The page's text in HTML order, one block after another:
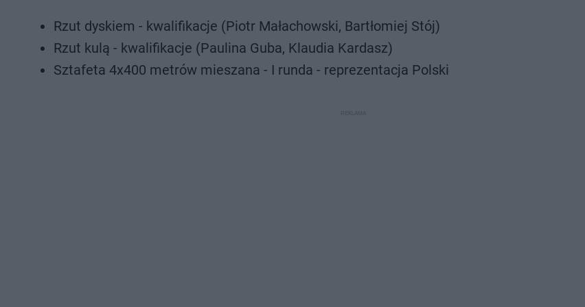
Rzut dyskiem - kwalifikacje (Piotr Małachowski, Bartłomiej Stój)
Rzut kulą - kwalifikacje (Paulina Guba, Klaudia Kardasz)
Sztafeta 4x400 metrów mieszana - I runda - reprezentacja Polski